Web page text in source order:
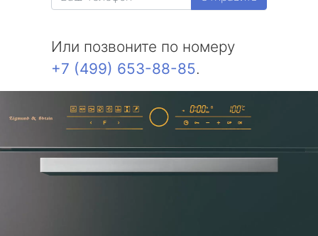
Или позвоните по номеру
+7 (499) 653-88-85.